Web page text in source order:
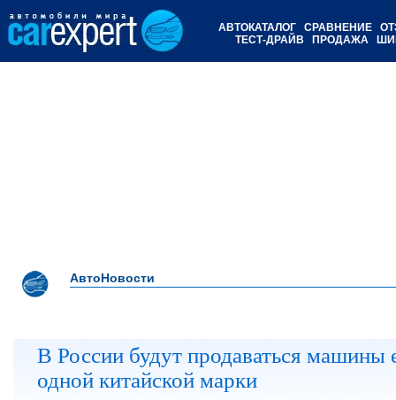
АВТОКАТАЛОГ СРАВНЕНИЕ
ТЕСТ-ДРАЙВ
ПРОДАЖА
АвтоНовости
В России будут продаваться машины
одной китайской марки